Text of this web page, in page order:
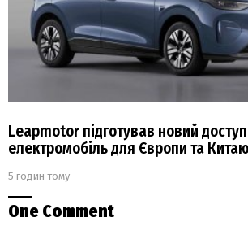
Leapmotor підготував новий
електромобіль для Європи та Китаю
5 годин тому
One Comment